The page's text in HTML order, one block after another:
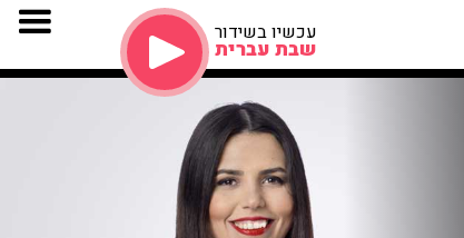
עכשיו בשידור
שבת עברית